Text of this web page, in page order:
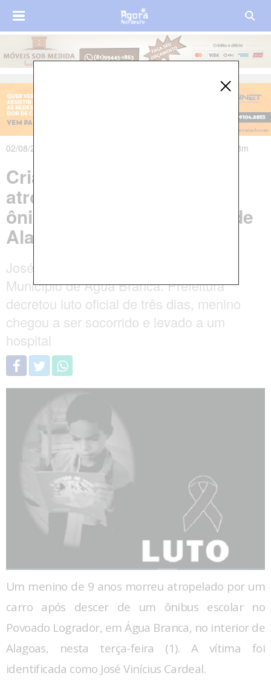
02/08/2023 às 19h46m - Atualizado em 02/08/2023 às 20h33m
Criança de 9 anos morre
atropelada após descer do
ônibus escolar no interior de
Alagoas
José Vinícius Cardeal era aluno do
Município de Água Branca. Prefeitura
decretou luto oficial de três dias, menino
chegou a ser socorrido e levado a um
hospital
Um menino de 9 anos morreu atropelado por um
carro após descer de um ônibus escolar no
Povoado Logrador, em Água Branca, no interior de
Alagoas, nesta terça-feira (1). A vítima foi
identificada como José Vinícius Cardeal.